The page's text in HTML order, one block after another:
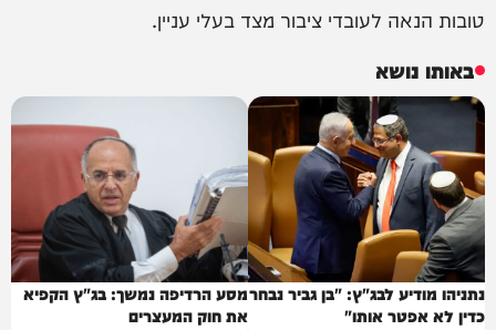
טובות הנאה לעובדי ציבור מצד בעלי עניין.
באותו נושא
נתניהו מודיע לבג"ץ: "בן גביר נבחר
כדין לא אפטר אותו"
מסע הרדיפה נמשך: בג"ץ הקפיא
את חוק המעצרים